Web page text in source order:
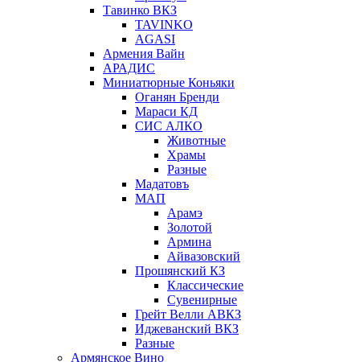
Тавинко ВКЗ
TAVINKO
AGASI
Армения Вайн
АРАДИС
Миниатюрные Коньяки
Оганян Бренди
Мараси КД
СИС АЛКО
Животные
Храмы
Разные
Мадатовъ
МАП
Арамэ
Золотой
Армина
Айвазовский
Прошянский КЗ
Классические
Сувенирные
Грейт Велли АВКЗ
Иджеванский ВКЗ
Разные
Армянское Вино